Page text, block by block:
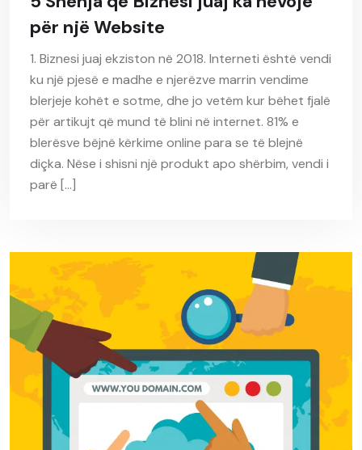
për një Website
1. Biznesi juaj ekziston në 2018. Interneti është vendi
ku një pjesë e madhe e njerëzve marrin vendime
blerjeje kohët e sotme, dhe jo vetëm kur bëhet fjalë
për artikujt që mund të blini në internet. 81% e
blerësve bëjnë kërkime online para se të blejnë
diçka. Nëse i shisni një produkt apo shërbim, vendi i
parë […]